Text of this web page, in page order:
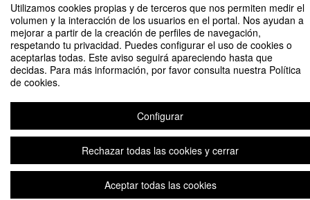
Utilizamos cookies propias y de terceros que nos permiten medir el
volumen y la interacción de los usuarios en el portal. Nos ayudan a
mejorar a partir de la creación de perfiles de navegación,
respetando tu privacidad. Puedes configurar el uso de cookies o
aceptarlas todas. Este aviso seguirá apareciendo hasta que
decidas. Para más información, por favor consulta nuestra Política
de cookies.
Configurar
Rechazar todas las cookies y cerrar
Aceptar todas las cookies
Jornada "Innovación y Ciencia para un Futuro Sostenible: Impacto Social
Positivo desde la Investigación" HRS4R